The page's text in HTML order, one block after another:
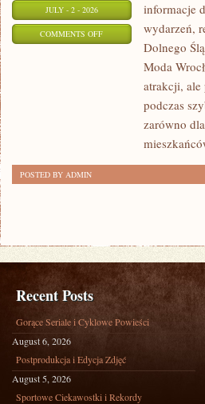
JULY - 2 - 2026
COMMENTS OFFON
informacje
wydarzeń,
Dolnego
Moda
atrakcji, ale
podczas
zarówno
POSTED BY ADMIN
Recent Posts
Gorące Seriale i Cyklowe Powieści
August 6, 2026
Postprodukcja i Edycja Zdjęć
August 5, 2026
Sportowe Ciekawostki i Rekordy